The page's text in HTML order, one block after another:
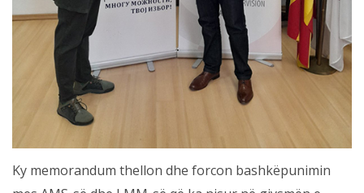
Ky memorandum thellon dhe forcon bashkëpunimin